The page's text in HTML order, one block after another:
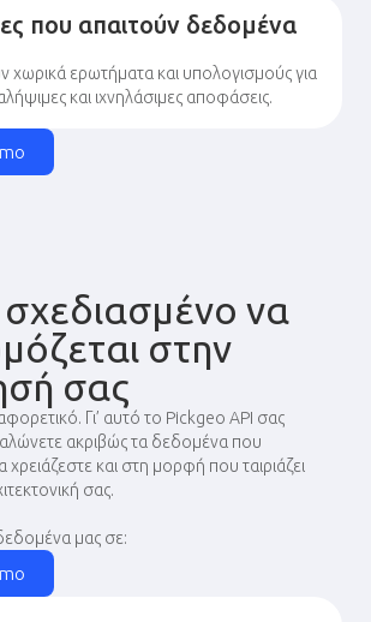
που απαιτούν δεδομένα
χωρικά ερωτήματα και υπολογισμούς για
και ιχνηλάσιμες αποφάσεις.
να
στην
σας
Γι’ αυτό το Pickgeo API σας
ακριβώς τα δεδομένα που
χρειάζεστε και στη μορφή που ταιριάζει
σας.
μας σε: